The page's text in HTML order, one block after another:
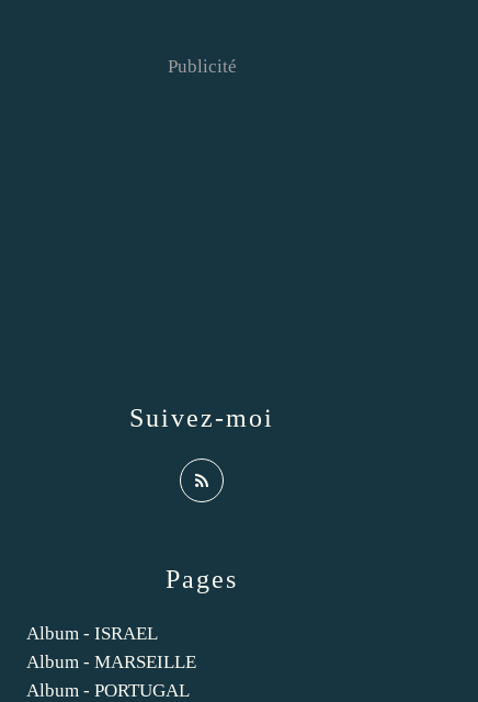
Pages
Album - ISRAEL
Album - MARSEILLE
Album - PORTUGAL
Suivez-moi
Publicité